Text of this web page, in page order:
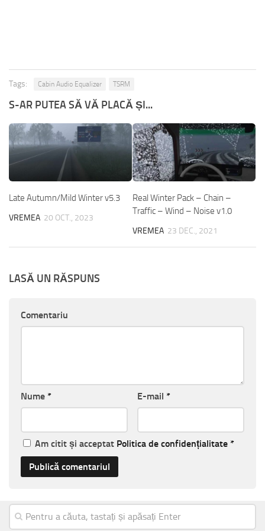
Tags: Cabin Audio Equalizer TSRM
S-AR PUTEA SĂ VĂ PLACĂ ȘI...
Late Autumn/Mild Winter v5.3
VREMEA 20 OCT., 2023
Real Winter Pack – Chain –
Traffic – Wind – Noise v1.0
VREMEA 23 DEC., 2021
LASĂ UN RĂSPUNS
Comentariu
Nume * E-mail *
Am citit și acceptat Politica de confidențialitate *